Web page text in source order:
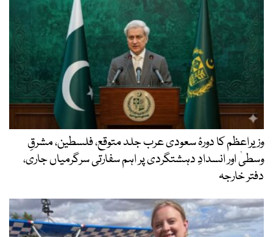
وزیراعظم کا دورۂ سعودی عرب جلد متوقع، فلسطین، مشرقِ
وسطیٰ اور انسدادِ دہشتگردی پر اہم سفارتی سرگرمیاں جاری،
دفتر خارجہ